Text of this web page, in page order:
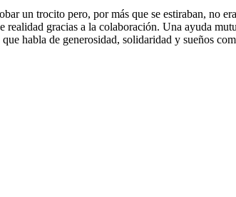
un trocito pero, por más que se estiraban, no
gracias a la colaboración. Una ayuda
habla de generosidad, solidaridad y sueños